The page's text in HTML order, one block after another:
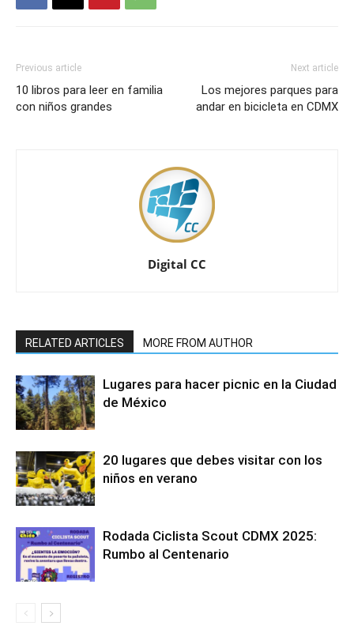
Previous article
10 libros para leer en familia
con niños grandes
Next article
Los mejores parques para
andar en bicicleta en CDMX
Digital CC
RELATED ARTICLES MORE FROM AUTHOR
Lugares para hacer picnic en la Ciudad
de México
20 lugares que debes visitar con los
niños en verano
Rodada Ciclista Scout CDMX 2025:
Rumbo al Centenario